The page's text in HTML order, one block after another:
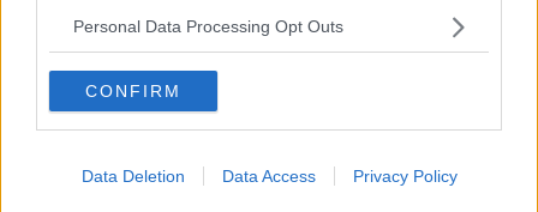
Personal Data Processing Opt Outs
CONFIRM
Data Deletion Data Access Privacy Policy
Contornati di persone che…
Non dare niente per scontato
Che cos’è la dipendenza affettiva?
Quarta tappa nelle personalità: il narcisista
​Nuovi arrivi!
​Terza tappa nelle personalità: l’antisociale